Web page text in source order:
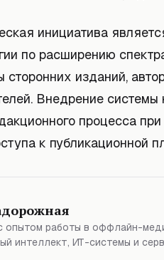
инициатива
по расширению
изданий,
Внедрение системы
процесса
к публикационной
опытом работы в оффлайн-
интеллект, ИТ-системы и